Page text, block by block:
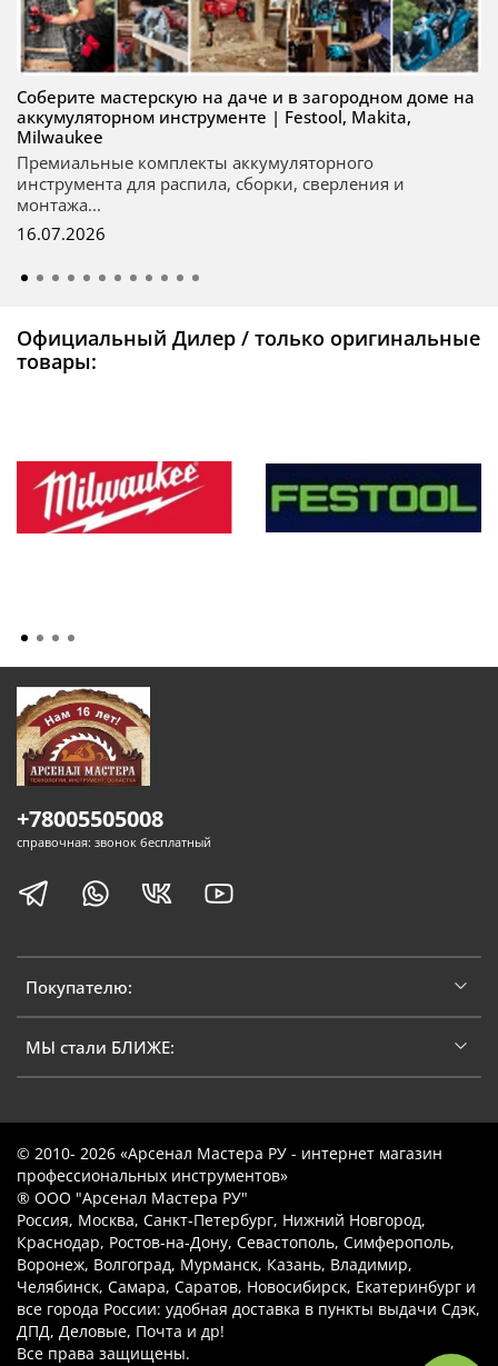
Соберите мастерскую на даче и в загородном доме на
аккумуляторном инструменте | Festool, Makita,
Milwaukee
Премиальные комплекты аккумуляторного
инструмента для распила, сборки, сверления и
монтажа...
16.07.2026
Официальный Дилер / только оригинальные
товары:
Покупателю:
МЫ стали БЛИЖЕ:
+78005505008
справочная: звонок бесплатный
© 2010- 2026 «Арсенал Мастера РУ - интернет магазин
профессиональных инструментов»
® ООО "Арсенал Мастера РУ"
Россия, Москва, Санкт-Петербург, Нижний Новгород,
Краснодар, Ростов-на-Дону, Севастополь, Симферополь,
Воронеж, Волгоград, Мурманск, Казань, Владимир,
Челябинск, Самара, Саратов, Новосибирск, Екатеринбург и
все города России: удобная доставка в пункты выдачи Сдэк,
ДПД, Деловые, Почта и др!
Все права защищены.